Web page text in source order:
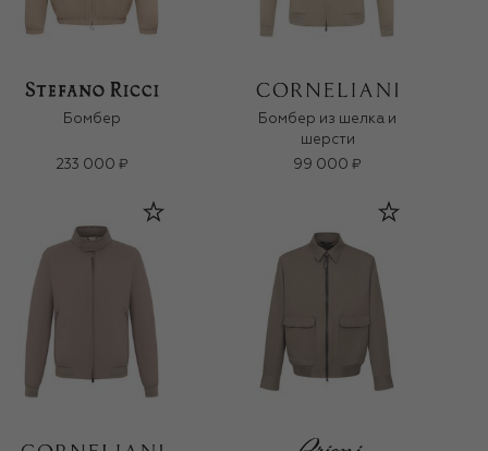
Бомбер
233 000 ₽
Бомбер из шелка и
шерсти
99 000 ₽